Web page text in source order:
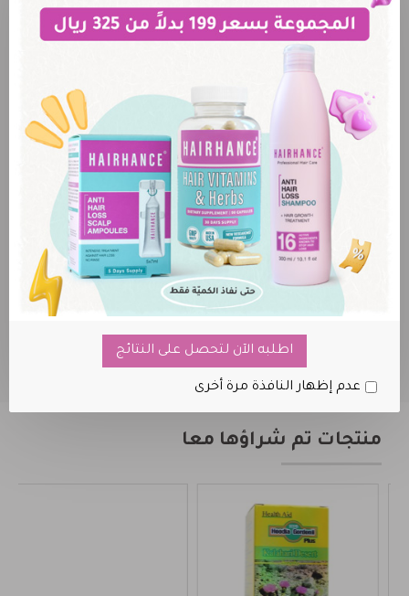
اطلبه الآن لتحصل على النتائج
عدم إظهار النافذة مرة أخرى
احصل على الأمبولات مجاناّ عند شراء شامبو وبلسم
هيرهانس
منتجات تم شراؤها معا